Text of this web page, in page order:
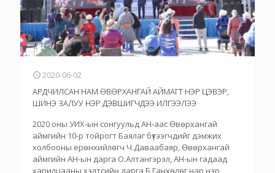
2020-06-02
АРДЧИЛСАН НАМ ӨВӨРХАНГАЙ АЙМАГТ НЭР ЦЭВЭР,
ШИНЭ ЗАЛУУ НЭР ДЭВШИГЧДЭЭ ИЛГЭЭЛЭЭ
2020 оны УИХ-ын сонгуульд АН-аас Өвөрхангай
аймгийн 10-р тойрогт Баялаг бүтээгчдийг дэмжих
холбооны ерөнхийлөгч Ч.Даваабаяр, Өвөрхангай
аймгийн АН-ын дарга О.Алтангэрэл, АН-ын гадаад
харилцааны хэлтсийн дарга Б.Ганхөлөг нар нэр